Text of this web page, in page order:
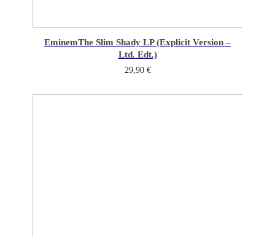
EminemThe Slim Shady LP (Explicit Version –
Ltd. Edt.)
29,90 €